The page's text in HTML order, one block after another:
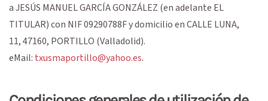
aJESÚS MANUEL GARCÍA GONZÁLEZ (en adelante EL
TITULAR) con NIF09290788Fy domicilio enCALLE LUNA,
11,47160, PORTILLO (Valladolid).
eMail: txusmaportillo@yahoo.es.